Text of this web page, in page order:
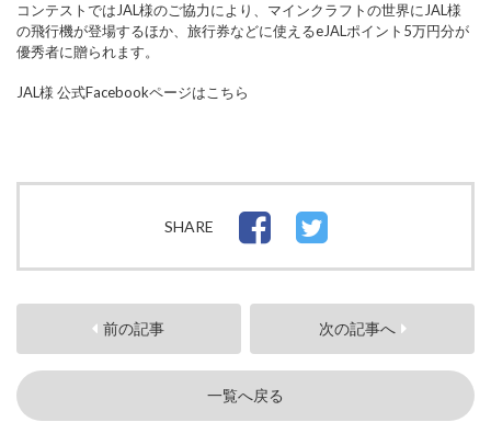
コンテストではJAL様のご協力により、マインクラフトの世界にJAL様
の飛行機が登場するほか、旅行券などに使えるeJALポイント5万円分が
優秀者に贈られます。
JAL様 公式Facebookページは こちら
SHARE
前の記事 次の記事へ
一覧へ戻る